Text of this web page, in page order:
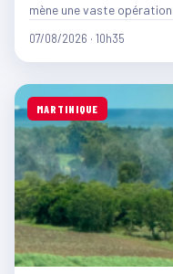
mène une vaste
07/08/2026 · 10h35
MARTINIQUE